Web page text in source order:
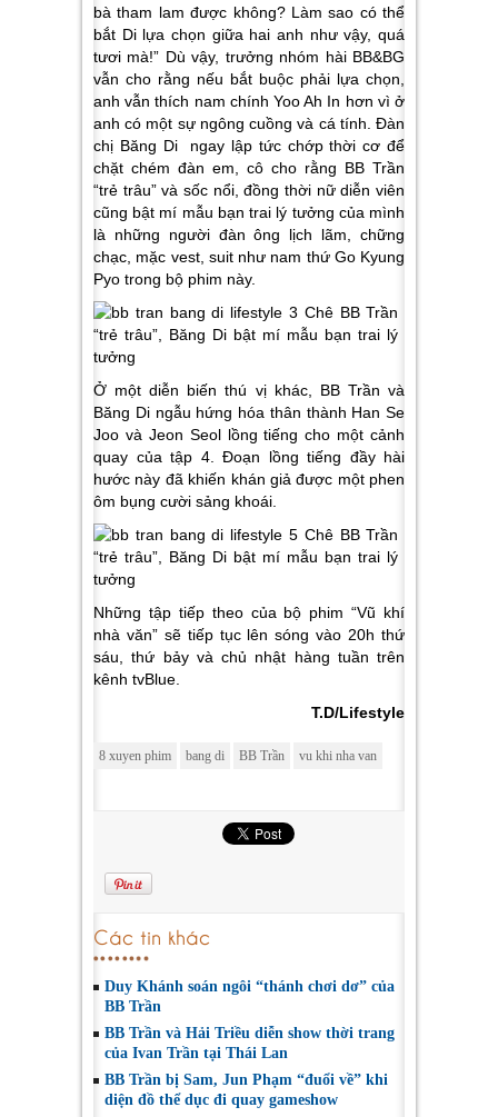
bà tham lam được không? Làm sao có thể
bắt Di lựa chọn giữa hai anh như vậy, quá
tươi mà!” Dù vậy, trưởng nhóm hài BB&BG
vẫn cho rằng nếu bắt buộc phải lựa chọn,
anh vẫn thích nam chính Yoo Ah In hơn vì ở
anh có một sự ngông cuồng và cá tính. Đàn
chị Băng Di ngay lập tức chớp thời cơ để
chặt chém đàn em, cô cho rằng BB Trần
“trẻ trâu” và sốc nổi, đồng thời nữ diễn viên
cũng bật mí mẫu bạn trai lý tưởng của mình
là những người đàn ông lịch lãm, chững
chạc, mặc vest, suit như nam thứ Go Kyung
Pyo trong bộ phim này.
Ở một diễn biến thú vị khác, BB Trần và
Băng Di ngẫu hứng hóa thân thành Han Se
Joo và Jeon Seol lồng tiếng cho một cảnh
quay của tập 4. Đoạn lồng tiếng đầy hài
hước này đã khiến khán giả được một phen
ôm bụng cười sảng khoái.
Những tập tiếp theo của bộ phim “Vũ khí
nhà văn” sẽ tiếp tục lên sóng vào 20h thứ
sáu, thứ bảy và chủ nhật hàng tuần trên
kênh tvBlue.
T.D/Lifestyle
8 xuyen phim bang di BB Trần vu khi nha van
Các tin khác
Duy Khánh soán ngôi “thánh chơi dơ” của
BB Trần
BB Trần và Hải Triều diễn show thời trang
của Ivan Trần tại Thái Lan
BB Trần bị Sam, Jun Phạm “đuổi về” khi
diện đồ thể dục đi quay gameshow